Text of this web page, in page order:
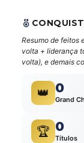
Resumo de feitos
volta + liderança
volta), e demais
👑 0
Grand
🏆 0
Títulos